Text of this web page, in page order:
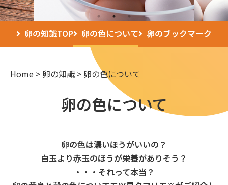
卵の知識TOP 卵の色について 卵のブックマーク
Home 卵の知識 卵の色について
卵の色について
卵の色は濃いほうがいいの？
白玉より赤玉のほうが栄養がありそう？
・・・それって本当？